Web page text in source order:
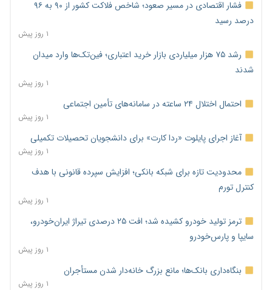
فشار اقتصادی در مسیر صعود؛ شاخص فلاکت کشور از ۹۰ به ۹۶
درصد رسید
۱ روز پیش
رشد ۷۵ هزار میلیاردی بازار خرید اعتباری؛ فین‌تک‌ها وارد میدان
شدند
۱ روز پیش
احتمال اختلال ۲۴ ساعته در سامانه‌های تأمین اجتماعی
۱ روز پیش
آغاز اجرای پایلوت «ردا کارت» برای دانشجویان تحصیلات تکمیلی
۱ روز پیش
محدودیت تازه برای شبکه بانکی؛ افزایش سپرده قانونی با هدف
کنترل تورم
۱ روز پیش
ترمز تولید خودرو کشیده شد؛ افت ۲۵ درصدی تیراژ ایران‌خودرو،
سایپا و پارس‌خودرو
۱ روز پیش
بنگاه‌داری بانک‌ها؛ مانع بزرگ خانه‌دار شدن مستأجران
۱ روز پیش